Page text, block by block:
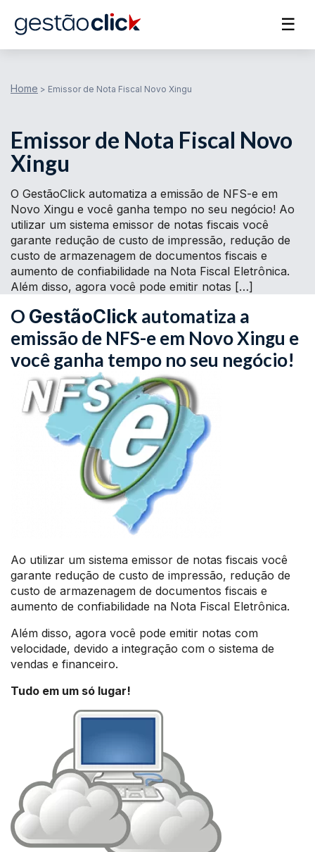
☰
Home > Emissor de Nota Fiscal Novo Xingu
Emissor de Nota Fiscal Novo
Xingu
O GestãoClick automatiza a emissão de NFS-e em
Novo Xingu e você ganha tempo no seu negócio! Ao
utilizar um sistema emissor de notas fiscais você
garante redução de custo de impressão, redução de
custo de armazenagem de documentos fiscais e
aumento de confiabilidade na Nota Fiscal Eletrônica.
Além disso, agora você pode emitir notas […]
O GestãoClick automatiza a
emissão de NFS-e em Novo Xingu e
você ganha tempo no seu negócio!
Ao utilizar um sistema emissor de notas fiscais você
garante redução de custo de impressão, redução de
custo de armazenagem de documentos fiscais e
aumento de confiabilidade na Nota Fiscal Eletrônica.
Além disso, agora você pode emitir notas com
velocidade, devido a integração com o sistema de
vendas e financeiro.
Tudo em um só lugar!